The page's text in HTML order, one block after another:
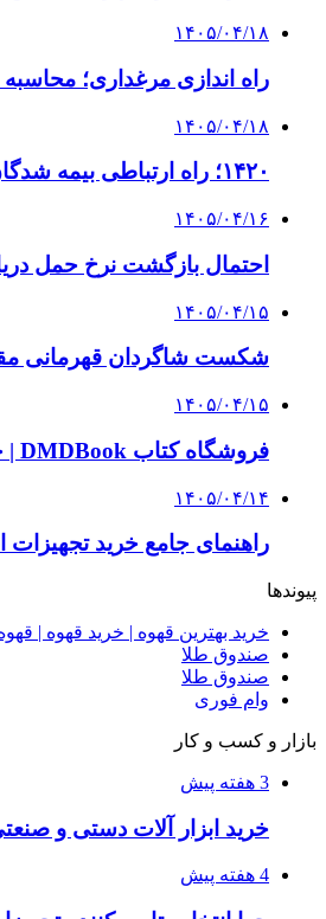
۱۴۰۵/۰۴/۱۸
راه اندازی مرغداری؛
۱۴۰۵/۰۴/۱۸
۱۴۲۰؛ راه ارتباطی بیمه شدگان تأمین‌اجتماعی
۱۴۰۵/۰۴/۱۶
احتمال بازگشت نرخ حمل دریایی به
۱۴۰۵/۰۴/۱۵
شکست شاگردان قهرمانی
۱۴۰۵/۰۴/۱۵
فروشگاه کتاب DMDBook | خرید کتاب فانتزی، عاشقانه، دارک رومنس و رمان بدون حذفیات
۱۴۰۵/۰۴/۱۴
راهنمای جامع خرید تجهیزات
پیوندها
خرید بهترین قهوه | خرید قهوه |
صندوق طلا
صندوق طلا
وام فوری
بازار و کسب و کار
3 هفته پیش
خرید ابزار آلات دستی و
4 هفته پیش